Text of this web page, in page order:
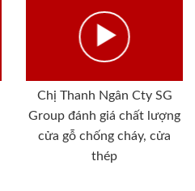
Chị Thanh Ngân Cty SG
Group đánh giá chất lượng
cửa gỗ chống cháy, cửa
thép